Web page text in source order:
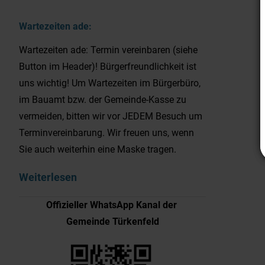
Wartezeiten ade:
Wartezeiten ade: Termin vereinbaren (siehe
Button im Header)! Bürgerfreundlichkeit ist
uns wichtig! Um Wartezeiten im Bürgerbüro,
im Bauamt bzw. der Gemeinde-Kasse zu
vermeiden, bitten wir vor JEDEM Besuch um
Terminvereinbarung. Wir freuen uns, wenn
Sie auch weiterhin eine Maske tragen.
Weiterlesen
Offizieller WhatsApp Kanal der
Gemeinde Türkenfeld